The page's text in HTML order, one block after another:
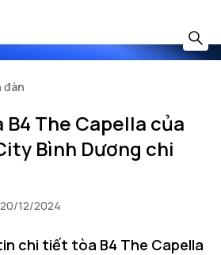
đàn
The Capella của
Bình Dương chi
20/12/2024
chi tiết tòa B4 The Capella